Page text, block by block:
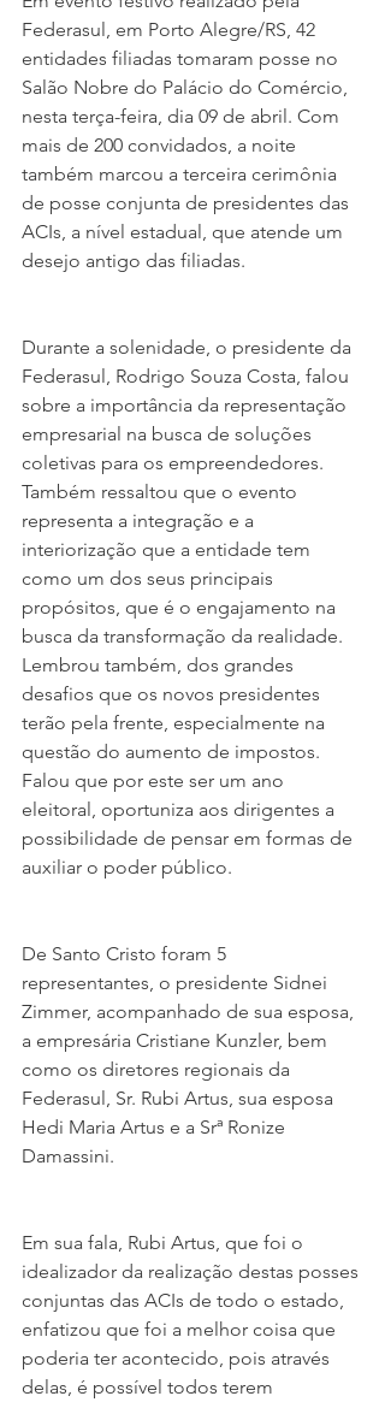
Federasul, em Porto Alegre/RS, 42
entidades filiadas tomaram posse no
Salão Nobre do Palácio do Comércio,
nesta terça-feira, dia 09 de abril. Com
mais de 200 convidados, a noite
também marcou a terceira cerimônia
de posse conjunta de presidentes das
ACIs, a nível estadual, que atende um
desejo antigo das filiadas.
Durante a solenidade, o presidente da
Federasul, Rodrigo Souza Costa, falou
sobre a importância da representação
empresarial na busca de soluções
coletivas para os empreendedores.
Também ressaltou que o evento
representa a integração e a
interiorização que a entidade tem
como um dos seus principais
propósitos, que é o engajamento na
busca da transformação da realidade.
Lembrou também, dos grandes
desafios que os novos presidentes
terão pela frente, especialmente na
questão do aumento de impostos.
Falou que por este ser um ano
eleitoral, oportuniza aos dirigentes a
possibilidade de pensar em formas de
auxiliar o poder público.
De Santo Cristo foram 5
representantes, o presidente Sidnei
Zimmer, acompanhado de sua esposa,
a empresária Cristiane Kunzler, bem
como os diretores regionais da
Federasul, Sr. Rubi Artus, sua esposa
Hedi Maria Artus e a Srª Ronize
Damassini.
Em sua fala, Rubi Artus, que foi o
idealizador da realização destas posses
conjuntas das ACIs de todo o estado,
enfatizou que foi a melhor coisa que
poderia ter acontecido, pois através
delas, é possível todos terem